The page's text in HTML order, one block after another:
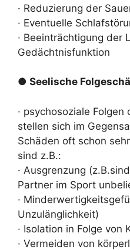
· Reduzierung der
· Eventuelle
· Beeinträchtigung der
Gedächtnisfunktion
● Seelische
· psychosoziale
stellen sich im
Schäden oft schon
sind z.B.:
· Ausgrenzung
Partner im Sport
·
Unzulänglichkeit)
· Isolation in Folge von
· Vermeiden von